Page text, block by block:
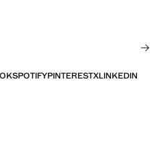
SPOTIFYPINTERESTXLINKEDIN